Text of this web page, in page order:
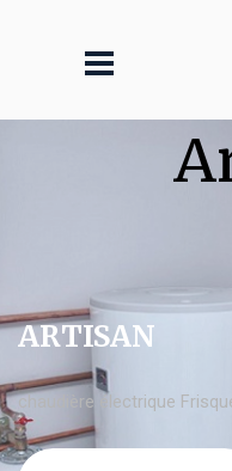
ARTISAN
chaudière électrique